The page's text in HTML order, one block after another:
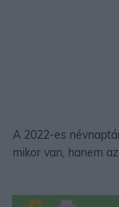
A 2022-es
mikor van, hanem